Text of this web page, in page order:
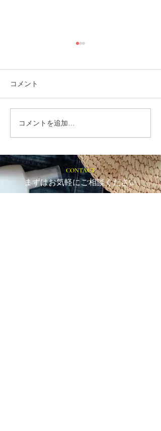
就労選択支援とは？B型利
用前に確認しておきたい
コメント
コメントを追加…
CONTACT
まずはお気軽にご相談ください